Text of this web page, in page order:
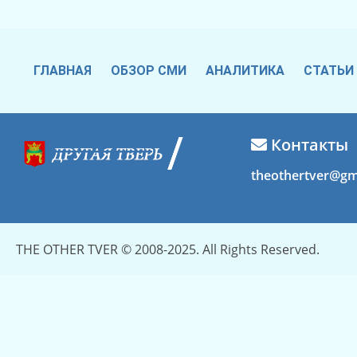
ГЛАВНАЯ ОБЗОР СМИ АНАЛИТИКА СТАТЬИ
Контакты
THE OTHER TVER © 2008-2025. All Rights Reserved.